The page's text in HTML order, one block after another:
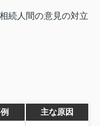
続人間の意見の対立
主な原因